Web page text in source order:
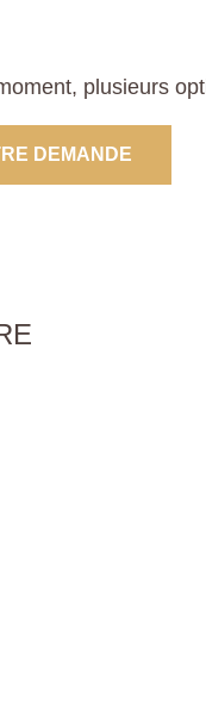
plusieurs
DEMANDE